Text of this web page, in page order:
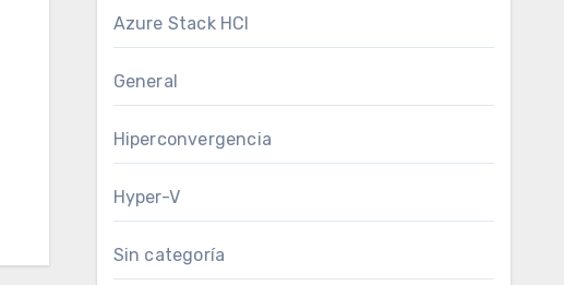
Azure Stack HCI
General
Hiperconvergencia
Hyper-V
Sin categoría